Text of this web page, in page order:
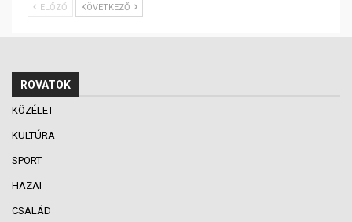
ELŐZŐ KÖVETKEZŐ
ROVATOK
KÖZÉLET
KULTÚRA
SPORT
HAZAI
CSALÁD